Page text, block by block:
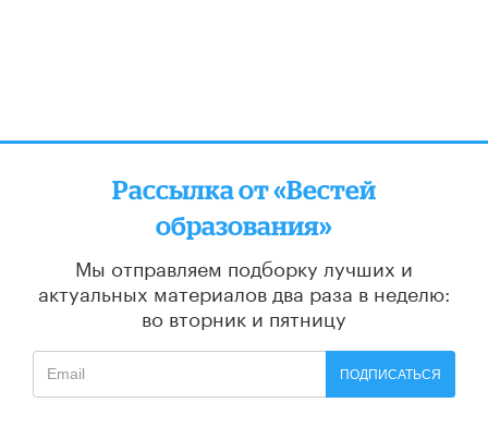
Рассылка от «Вестей
образования»
Мы отправляем подборку лучших и
актуальных материалов два раза в неделю:
во вторник и пятницу
ПОДПИСАТЬСЯ